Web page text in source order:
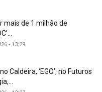
mais de 1 milhão de
- 13:29
Caldeira, ‘EGO’, no Futuros